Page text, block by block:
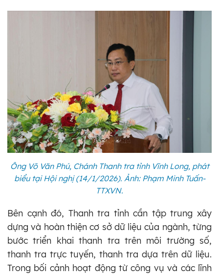
Ông Võ Văn Phú, Chánh Thanh tra tỉnh Vĩnh Long, phát
biểu tại Hội nghị (14/1/2026). Ảnh: Phạm Minh Tuấn-
TTXVN.
Bên cạnh đó, Thanh tra tỉnh cần tập trung xây
dựng và hoàn thiện cơ sở dữ liệu của ngành, từng
bước triển khai thanh tra trên môi trường số,
thanh tra trực tuyến, thanh tra dựa trên dữ liệu.
Trong bối cảnh hoạt động từ công vụ và các lĩnh